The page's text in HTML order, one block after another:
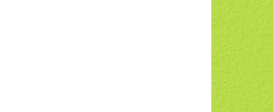
手配しお送りします。